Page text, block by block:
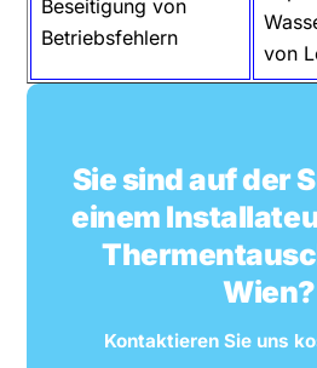
Beseitigung von
Betriebsfehlern
von
Sie sind auf der
einem
Wien?
Kontaktieren Sie uns